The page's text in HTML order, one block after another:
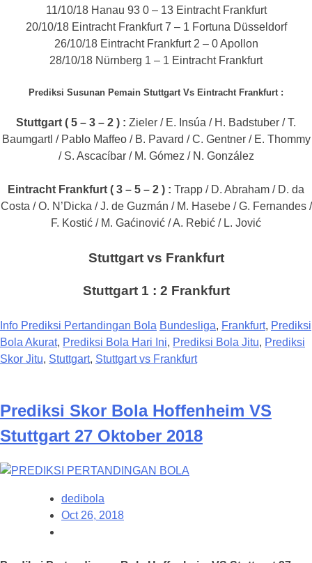
11/10/18 Hanau 93 0 – 13 Eintracht Frankfurt
20/10/18 Eintracht Frankfurt 7 – 1 Fortuna Düsseldorf
26/10/18 Eintracht Frankfurt 2 – 0 Apollon
28/10/18 Nürnberg 1 – 1 Eintracht Frankfurt
Prediksi Susunan Pemain Stuttgart Vs Eintracht Frankfurt :
Stuttgart ( 5 – 3 – 2 ) : Zieler / E. Insúa / H. Badstuber / T.
Baumgartl / Pablo Maffeo / B. Pavard / C. Gentner / E. Thommy
/ S. Ascacíbar / M. Gómez / N. González
Eintracht Frankfurt ( 3 – 5 – 2 ) : Trapp / D. Abraham / D. da
Costa / O. N’Dicka / J. de Guzmán / M. Hasebe / G. Fernandes /
F. Kostić / M. Gaćinović / A. Rebić / L. Jović
Stuttgart vs Frankfurt
Stuttgart 1 : 2 Frankfurt
Info Prediksi Pertandingan Bola Bundesliga, Frankfurt, Prediksi
Bola Akurat, Prediksi Bola Hari Ini, Prediksi Bola Jitu, Prediksi
Skor Jitu, Stuttgart, Stuttgart vs Frankfurt
Prediksi Skor Bola Hoffenheim VS
Stuttgart 27 Oktober 2018
dedibola
Oct 26, 2018